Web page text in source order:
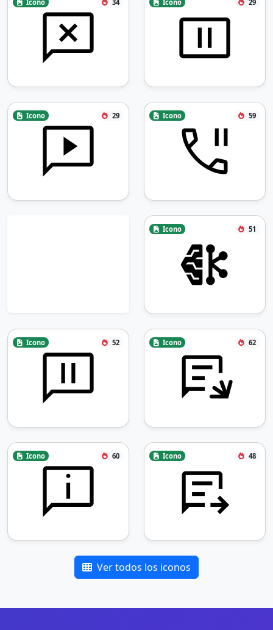
Icono 34 Icono 29
Icono 29 Icono 59
Icono 51
Icono 52 Icono 62
Icono 60 Icono 48
Ver todos los iconos